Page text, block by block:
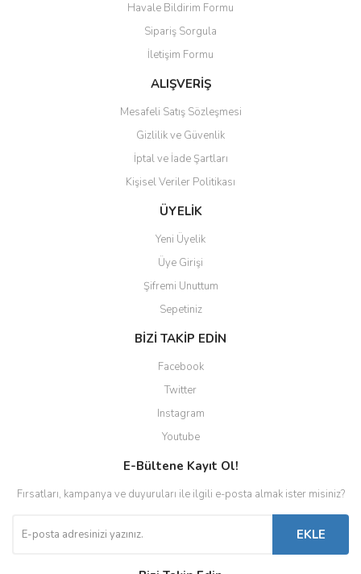
Havale Bildirim Formu
Sipariş Sorgula
İletişim Formu
ALIŞVERİŞ
Mesafeli Satış Sözleşmesi
Gizlilik ve Güvenlik
İptal ve İade Şartları
Kişisel Veriler Politikası
ÜYELİK
Yeni Üyelik
Üye Girişi
Şifremi Unuttum
Sepetiniz
BİZİ TAKİP EDİN
Facebook
Twitter
Instagram
Youtube
E-Bültene Kayıt Ol!
Fırsatları, kampanya ve duyuruları ile ilgili e-posta almak ister misiniz?
EKLE